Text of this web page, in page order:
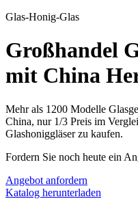
Glas-Honig-Glas
Großhandel
mit China
Mehr als 1200 Modelle
China, nur 1/3 Preis im
Glashoniggläser zu kaufen.
Fordern Sie noch heute ein
Angebot anfordern
Katalog herunterladen